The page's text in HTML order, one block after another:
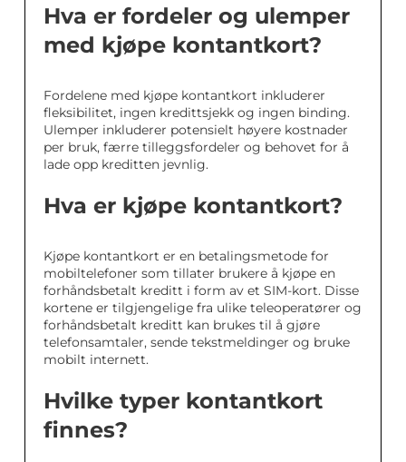
Hva er fordeler og ulemper
med kjøpe kontantkort?
Fordelene med kjøpe kontantkort inkluderer
fleksibilitet, ingen kredittsjekk og ingen binding.
Ulemper inkluderer potensielt høyere kostnader
per bruk, færre tilleggsfordeler og behovet for å
lade opp kreditten jevnlig.
Hva er kjøpe kontantkort?
Kjøpe kontantkort er en betalingsmetode for
mobiltelefoner som tillater brukere å kjøpe en
forhåndsbetalt kreditt i form av et SIM-kort. Disse
kortene er tilgjengelige fra ulike teleoperatører og
forhåndsbetalt kreditt kan brukes til å gjøre
telefonsamtaler, sende tekstmeldinger og bruke
mobilt internett.
Hvilke typer kontantkort
finnes?